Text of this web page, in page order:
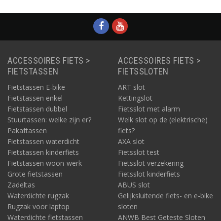
ACCESSOIRES FIETS >
FIETSTASSEN
Fietstassen E-bike
Fietstassen enkel
Fietstassen dubbel
Stuurtassen: welke zijn er?
Pakaftassen
Fietstassen waterdicht
Fietstassen kinderfiets
Fietstassen woon-werk
Grote fietstassen
Zadeltas
Waterdichte rugzak
Rugzak voor laptop
Waterdichte fietstassen
ACCESSOIRES FIETS >
FIETSSLOTEN
ART slot
Kettingslot
Fietsslot met alarm
Welk slot op de (elektrische)
fiets?
AXA slot
Fietsslot test
Fietsslot verzekering
Fietsslot kinderfiets
ABUS slot
Gelijksluitende fiets- en e-bike
sloten
ANWB Best Geteste Sloten